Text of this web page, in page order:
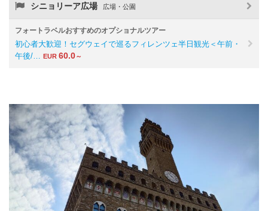
シニョリーア広場 広場・公園
フォートラベルおすすめのオプショナルツアー
初心者大歓迎！セグウェイで巡るフィレンツェ半日観光＜午前・
午後/…
EUR 60.0～